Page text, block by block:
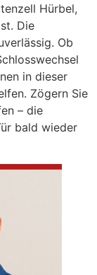
Hürbel,
Die
Ob
in dieser
Zögern Sie
– die
bald wieder